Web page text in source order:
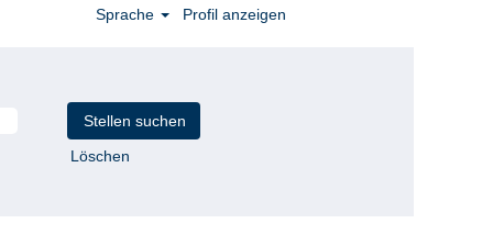
Sprache Profil anzeigen
Löschen